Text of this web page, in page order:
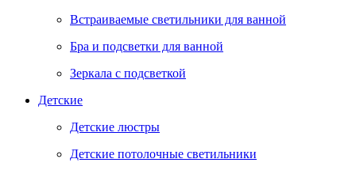
Встраиваемые светильники для ванной
Бра и подсветки для ванной
Зеркала с подсветкой
Детские
Детские люстры
Детские потолочные светильники